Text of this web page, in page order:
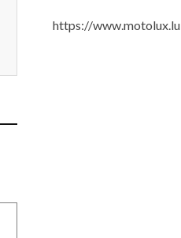
https://www.motolux.lu